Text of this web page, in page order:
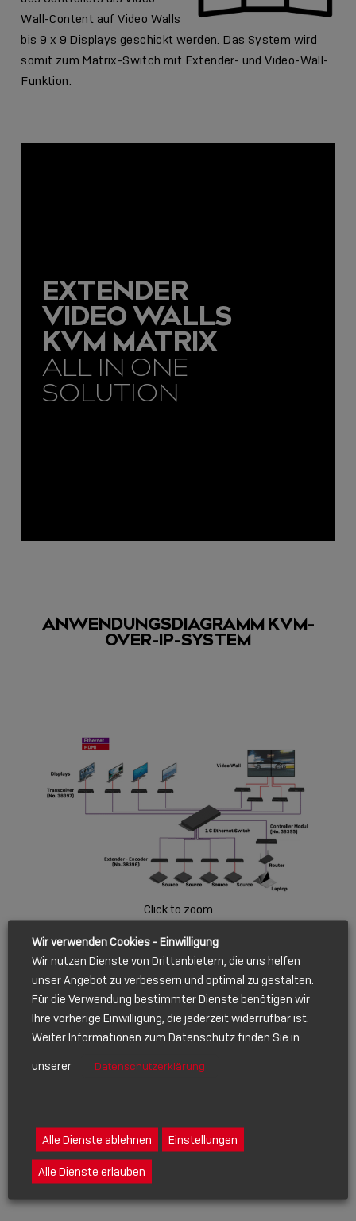
Wall-Content auf Video Walls
bis 9 x 9 Displays geschickt werden. Das System wird
somit zum Matrix-Switch mit Extender- und Video-Wall-
Funktion.
EXTENDER
VIDEO WALLS
KVM MATRIX
ALL IN ONE
SOLUTION
ANWENDUNGSDIAGRAMM KVM-
OVER-IP-SYSTEM
Click to zoom
Wir verwenden Cookies - Einwilligung
Wir nutzen Dienste von Drittanbietern, die uns helfen
unser Angebot zu verbessern und optimal zu gestalten.
Für die Verwendung bestimmter Dienste benötigen wir
Ihre vorherige Einwilligung, die jederzeit widerrufbar ist.
Weiter Informationen zum Datenschutz finden Sie in
unserer
Datenschutzerklärung
Alle Dienste ablehnen Einstellungen
Alle Dienste erlauben